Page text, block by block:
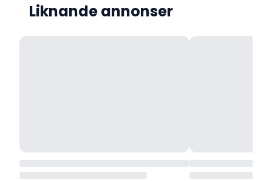
Liknande annonser